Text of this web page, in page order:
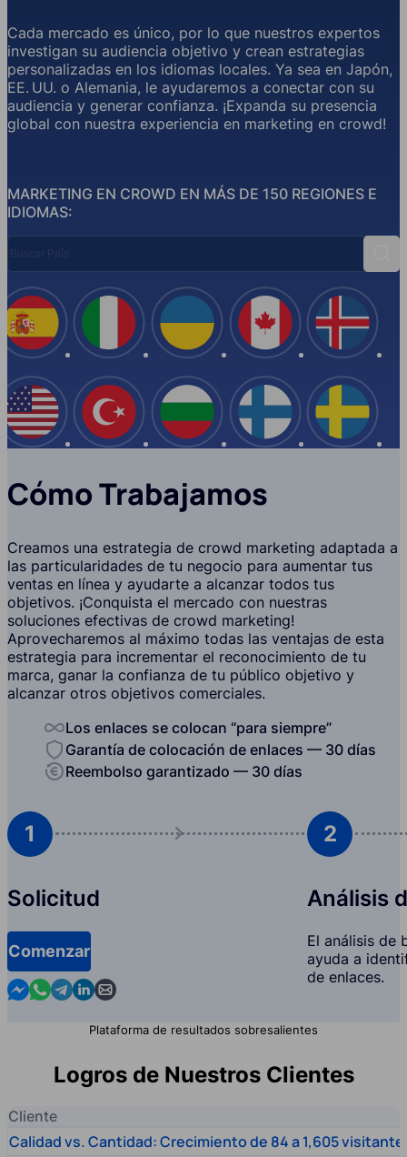
MARKETING EN CROWD EN MÁS DE 150 REGIONES E
IDIOMAS:
Cada mercado es único, por lo que nuestros expertos
investigan su audiencia objetivo y crean estrategias
personalizadas en los idiomas locales. Ya sea en Japón,
EE. UU. o Alemania, le ayudaremos a conectar con su
audiencia y generar confianza. ¡Expanda su presencia
global con nuestra experiencia en marketing en crowd!
España
EE.UU
Italia
Turquía
Ucrania
Bulgaria
Canadá
Finlandia Suecia
Cómo Trabajamos
Creamos una estrategia de crowd marketing adaptada a
las particularidades de tu negocio para aumentar tus
ventas en línea y ayudarte a alcanzar todos tus
objetivos. ¡Conquista el mercado con nuestras
soluciones efectivas de crowd marketing!
Aprovecharemos al máximo todas las ventajas de esta
estrategia para incrementar el reconocimiento de tu
marca, ganar la confianza de tu público objetivo y
alcanzar otros objetivos comerciales.
Los enlaces se colocan “para siempre”
Garantía de colocación de enlaces — 30 días
Reembolso garantizado — 30 días
1
Solicitud
Comenzar
Contact us in Messenger
Contact us in WhatsApp
Contact us in Telegram
Contact us in Linkedin
Contact us by email
2
Análisis
El análisis de
ayuda a
de enlaces.
Plataforma de resultados sobresalientes
Logros de Nuestros Clientes
Cliente
Calidad vs. Cantidad: Crecimiento de 84 a 1,605